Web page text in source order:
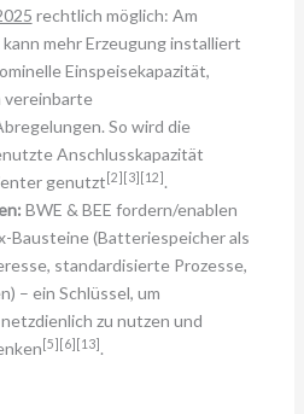
rechtlich möglich: Am
mehr Erzeugung installiert
Einspeisekapazität,
So wird die
Anschlusskapazität
genutzt [2][3][12] .
BWE & BEE fordern/enablen
Bausteine (Batteriespeicher als
standardisierte Prozesse,
– ein Schlüssel, um
zu nutzen und
[5][6][13] .